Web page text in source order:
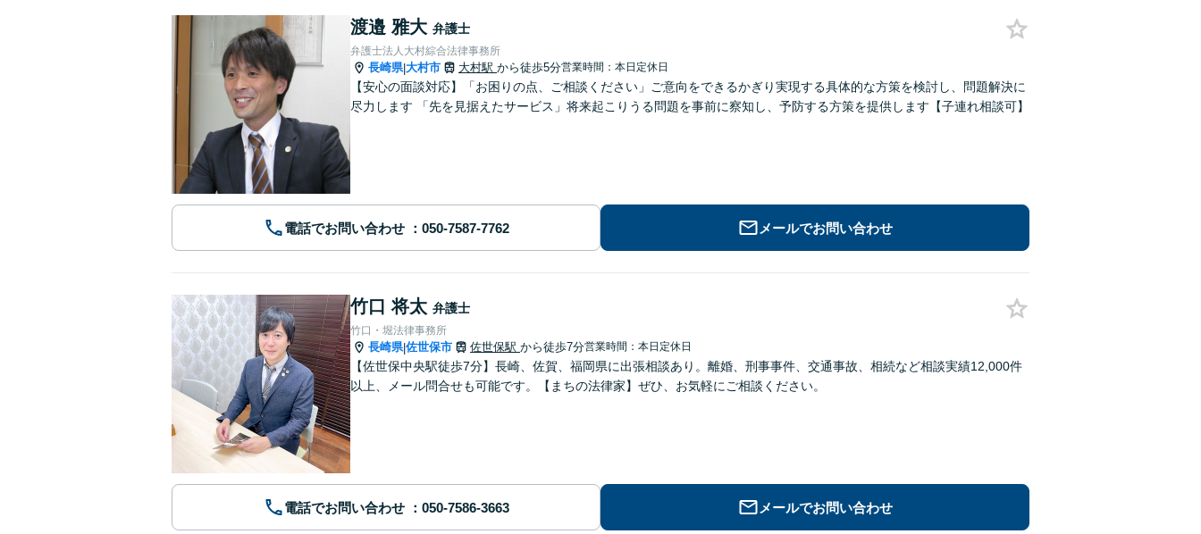
渡邉 雅大 弁護士
弁護士法人大村綜合法律事務所
長崎県|大村市 大村駅 から徒歩5分営業時間：本日定休日
【安心の面談対応】「お困りの点、ご相談ください」ご意向をできるかぎり実現する具体的な方策を検討し、問題解決に
尽力します 「先を見据えたサービス」将来起こりうる問題を事前に察知し、予防する方策を提供します【子連れ相談可】
電話でお問い合わせ メールでお問い合わせ
竹口 将太 弁護士
竹口・堀法律事務所
長崎県|佐世保市 佐世保駅 から徒歩7分営業時間：本日定休日
【佐世保中央駅徒歩7分】長崎、佐賀、福岡県に出張相談あり。離婚、刑事事件、交通事故、相続など相談実績12,000件
以上、メール問合せも可能です。【まちの法律家】ぜひ、お気軽にご相談ください。
電話でお問い合わせ メールでお問い合わせ